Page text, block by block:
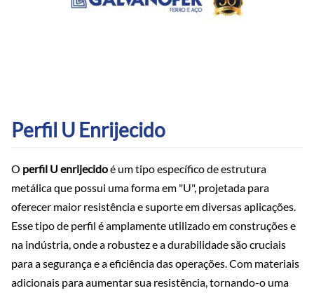
Perfil U Enrijecido
O perfil U enrijecidoé um tipo específico de estrutura
metálica que possui uma forma em "U", projetada para
oferecer maior resistência e suporte em diversas aplicações.
Esse tipo de perfil é amplamente utilizado em construções e
na indústria, onde a robustez e a durabilidade são cruciais
para a segurança e a eficiência das operações. Com materiais
adicionais para aumentar sua resistência, tornando-o uma